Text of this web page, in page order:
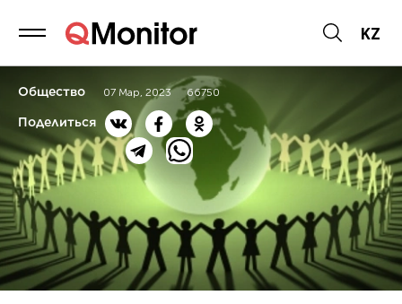
KZ
Общество 07 Мар, 2023 66750
Поделиться